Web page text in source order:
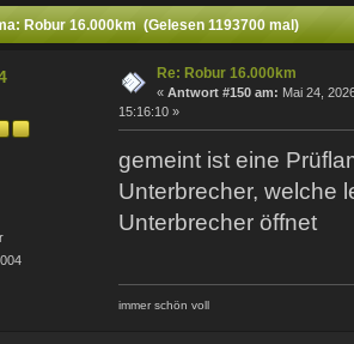
Robur 16.000km (Gelesen 1193700 mal)
Re: Robur 16.000km
« Antwort #150 am: Mai 24,
15:16:10 »
gemeint ist eine
Unterbrecher, welche
Unterbrecher öffnet
immer schön voll